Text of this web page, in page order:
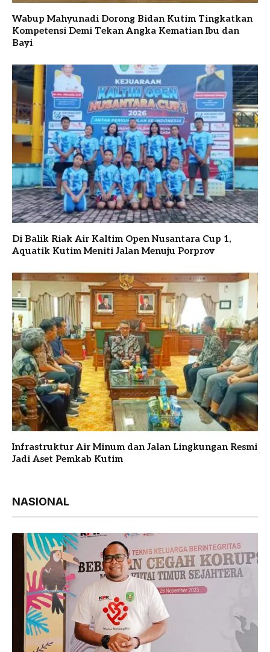
Wabup Mahyunadi Dorong Bidan Kutim Tingkatkan
Kompetensi Demi Tekan Angka Kematian Ibu dan
Bayi
Di Balik Riak Air Kaltim Open Nusantara Cup 1,
Aquatik Kutim Meniti Jalan Menuju Porprov
Infrastruktur Air Minum dan Jalan Lingkungan Resmi
Jadi Aset Pemkab Kutim
NASIONAL